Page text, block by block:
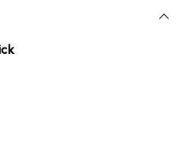
Klientel.